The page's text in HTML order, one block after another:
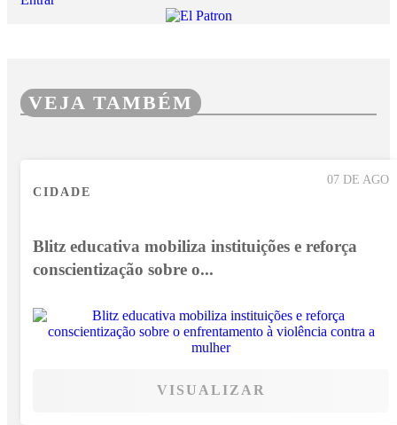
VEJA TAMBÉM
07 DE AGO
CIDADE
Blitz educativa mobiliza instituições e reforça
conscientização sobre o...
VISUALIZAR